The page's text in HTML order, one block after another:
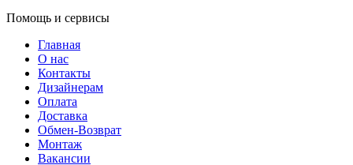
Помощь и сервисы
Главная
О нас
Контакты
Дизайнерам
Оплата
Доставка
Обмен-Возврат
Монтаж
Вакансии